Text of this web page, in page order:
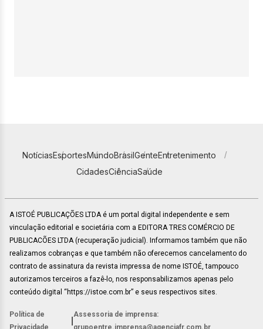
NotíciasEsportesMundoBrasilGenteEntretenimento
CidadesCiênciaSaúde
A ISTOÉ PUBLICAÇÕES LTDA é um portal digital independente e sem
vinculação editorial e societária com a EDITORA TRES COMÉRCIO DE
PUBLICACÕES LTDA (recuperação judicial). Informamos também que não
realizamos cobranças e que também não oferecemos cancelamento do
contrato de assinatura da revista impressa de nome ISTOÉ, tampouco
autorizamos terceiros a fazê-lo, nos responsabilizamos apenas pelo
conteúdo digital “https://istoe.com.br” e seus respectivos sites.
Política de
Privacidade
Assessoria de imprensa:
grupoentre.imprensa@agenciafr.com.br